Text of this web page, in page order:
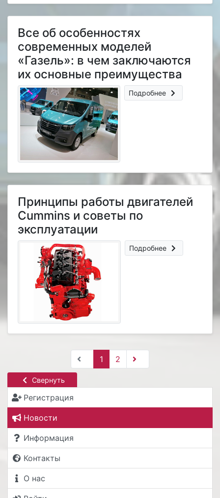
Свернуть
Регистрация
Новости
Информация
Контакты
О нас
Все об особенностях
современных моделей
«Газель»: в чем заключаются
их основные преимущества
Подробнее
Принципы работы двигателей
Cummins и советы по
эксплуатации
Подробнее
1 2